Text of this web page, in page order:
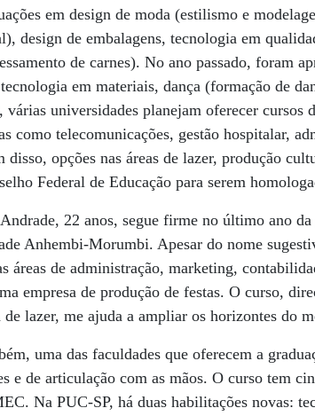
em design de moda (estilismo e
design de embalagens, tecnologia em
de carnes). No ano passado, foram
em materiais, dança (formação de
universidades planejam oferecer cursos
como telecomunicações, gestão hospitalar,
disso, opções nas áreas de lazer, produção
Federal de Educação para serem
22 anos, segue firme no último ano
Anhembi-Morumbi. Apesar do nome
áreas de administração, marketing,
empresa de produção de festas. O curso,
de lazer, me ajuda a ampliar os horizontes do
uma das faculdades que oferecem a
e de articulação com as mãos. O curso tem
Na PUC-SP, há duas habilitações novas: